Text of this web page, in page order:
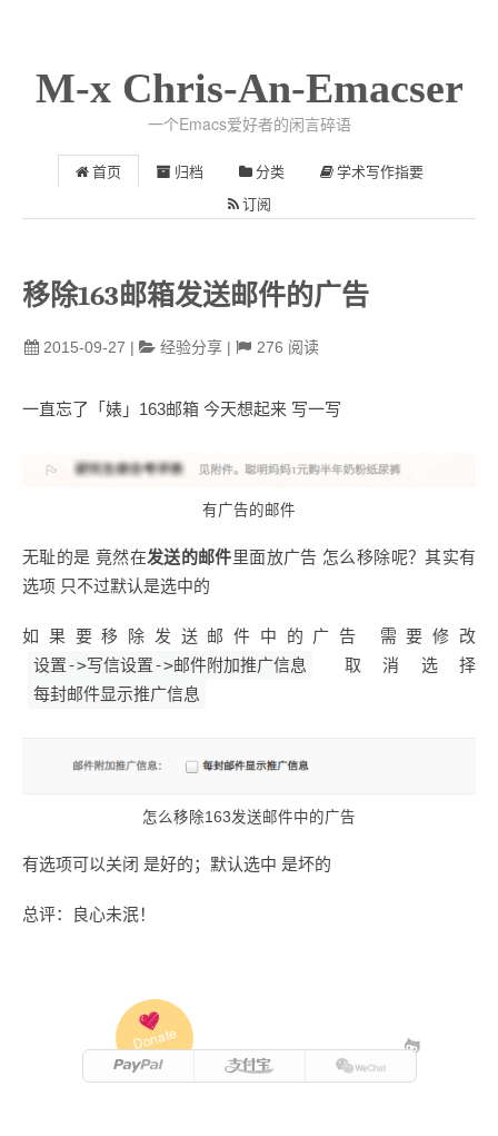
M-x Chris-An-Emacser
一个Emacs爱好者的闲言碎语
首页 归档 分类 学术写作指要
订阅
移除163邮箱发送邮件的广告
2015-09-27 | 经验分享 | 276 阅读
一直忘了「婊」163邮箱 今天想起来 写一写
有广告的邮件
无耻的是 竟然在发送的邮件里面放广告 怎么移除呢？其实有
选项 只不过默认是选中的
如果要移除发送邮件中的广告 需要修改
设置->写信设置->邮件附加推广信息 取消选择
每封邮件显示推广信息
怎么移除163发送邮件中的广告
有选项可以关闭 是好的；默认选中 是坏的
总评：良心未泯！
Donate